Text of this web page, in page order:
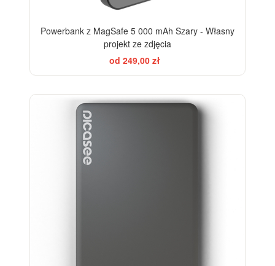
Powerbank z MagSafe 5 000 mAh Szary - Własny
projekt ze zdjęcia
od 249,00 zł